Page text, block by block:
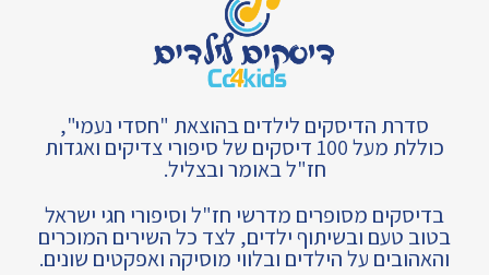
סדרת הדיסקים לילדים בהוצאת "חסדי נעמי",
כוללת מעל 100 דיסקים של סיפורי צדיקים ואגדות
חז"ל באומר ובצליל.
בדיסקים מסופרים מדרשי חז"ל וסיפורי חגי ישראל
בטוב טעם ובשיתוף ילדים, לצד כל השירים המוכרים
והאהובים על הילדים ובלווי מוסיקה ואפקטים שונים.